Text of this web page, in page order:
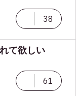
38
て欲しい
61